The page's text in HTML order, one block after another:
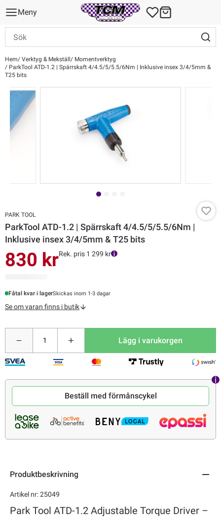
Meny
Hem Verktyg & Mekställ
Momentverktyg
ParkTool ATD-1.2 | Spärrskaft 4/4.5/5/5.5/6Nm | Inklusive insex 3/4/5mm &
T25 bits
PARK TOOL
ParkTool ATD-1.2 | Spärrskaft 4/4.5/5/5.5/6Nm |
Inklusive insex 3/4/5mm & T25 bits
830 krRek. pris 1 299 kr
Fåtal kvar i lagerSkickas inom 1-3 dagar
Se om varan finns i butik
Lägg i varukorgen
Beställ med förmånscykel
Produktbeskrivning
Artikel nr: 25049
Park Tool ATD-1.2 Adjustable Torque Driver –